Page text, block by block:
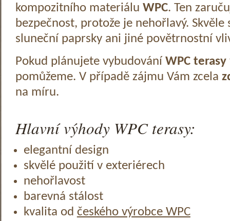
kompozitního materiálu WPC. Ten
bezpečnost, protože je nehořlavý.
sluneční paprsky ani jiné povětrnostní
Pokud plánujete vybudování WPC terasy
pomůžeme. V případě zájmu Vám zcela
na míru.
Hlavní výhody WPC terasy:
elegantní design
skvělé použití v exteriérech
nehořlavost
barevná stálost
kvalita od českého výrobce WPC